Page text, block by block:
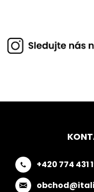
+420 774 431